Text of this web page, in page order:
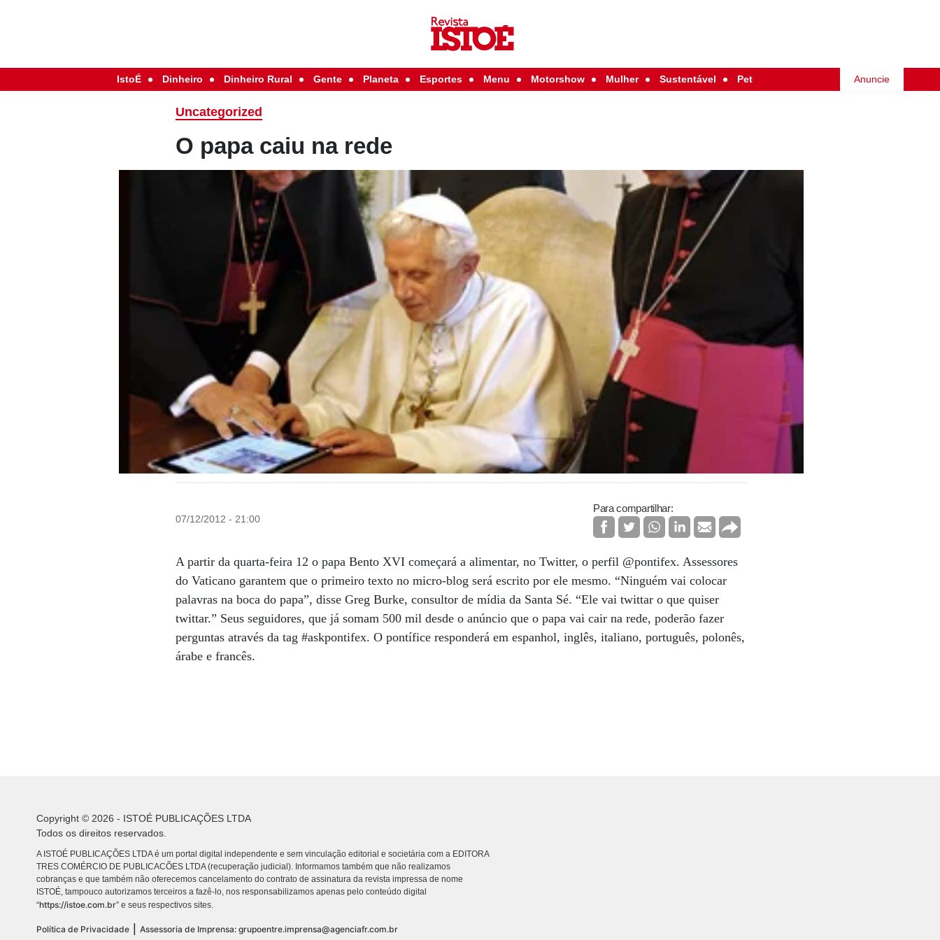
IstoÉ Dinheiro Dinheiro Rural Gente Planeta Esportes Menu Motorshow Mulher Sustentável Pet Anuncie
Uncategorized
O papa caiu na rede
07/12/2012 - 21:00
Para compartilhar:
A partir da quarta-feira 12 o papa Bento XVI começará a alimentar, no Twitter, o perfil @pontifex. Assessores
do Vaticano garantem que o primeiro texto no micro-blog será escrito por ele mesmo. “Ninguém vai colocar
palavras na boca do papa”, disse Greg Burke, consultor de mídia da Santa Sé. “Ele vai twittar o que quiser
twittar.” Seus seguidores, que já somam 500 mil desde o anúncio que o papa vai cair na rede, poderão fazer
perguntas através da tag #askpontifex. O pontífice responderá em espanhol, inglês, italiano, português, polonês,
árabe e francês.
Copyright © 2026 - ISTOÉ PUBLICAÇÕES LTDA
Todos os direitos reservados.
A ISTOÉ PUBLICAÇÕES LTDA é um portal digital independente e sem vinculação editorial e societária com a EDITORA
TRES COMÉRCIO DE PUBLICACÕES LTDA (recuperação judicial). Informamos também que não realizamos
cobranças e que também não oferecemos cancelamento do contrato de assinatura da revista impressa de nome
ISTOÉ, tampouco autorizamos terceiros a fazê-lo, nos responsabilizamos apenas pelo conteúdo digital
“https://istoe.com.br” e seus respectivos sites.
Política de Privacidade Assessoria de Imprensa: grupoentre.imprensa@agenciafr.com.br